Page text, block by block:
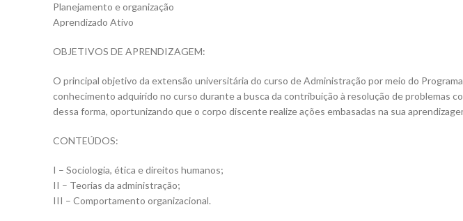
Planejamento e organização
Aprendizado Ativo
OBJETIVOS DE APRENDIZAGEM:
O principal objetivo da extensão universitária do curso de Administração por meio do
conhecimento adquirido no curso durante a busca da contribuição à resolução de problemas
dessa forma, oportunizando que o corpo discente realize ações embasadas na sua
CONTEÚDOS:
I – Sociologia, ética e direitos humanos;
II – Teorias da administração;
III – Comportamento organizacional.